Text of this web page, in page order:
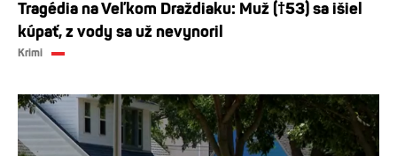
Tragédia na Veľkom Draždiaku: Muž (†53) sa išiel
kúpať, z vody sa už nevynoril
Krimi